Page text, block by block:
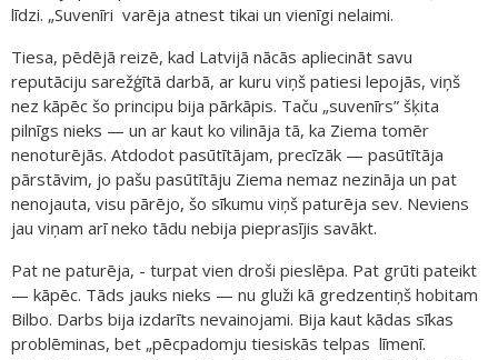
līdzi. „Suvenīri varēja atnest tikai un vienīgi nelaimi.
Tiesa, pēdējā reizē, kad Latvijā nācās apliecināt savu
reputāciju sarežģītā darbā, ar kuru viņš patiesi lepojās, viņš
nez kāpēc šo principu bija pārkāpis. Taču „suvenīrs” šķita
pilnīgs nieks — un ar kaut ko vilināja tā, ka Ziema tomēr
nenoturējās. Atdodot pasūtītājam, precīzāk — pasūtītāja
pārstāvim, jo pašu pasūtītāju Ziema nemaz nezināja un pat
nenojauta, visu pārējo, šo sīkumu viņš paturēja sev. Neviens
jau viņam arī neko tādu nebija pieprasījis savākt.
Pat ne paturēja, - turpat vien droši pieslēpa. Pat grūti pateikt
— kāpēc. Tāds jauks nieks — nu gluži kā gredzentiņš hobitam
Bilbo. Darbs bija izdarīts nevainojami. Bija kaut kādas sīkas
problēminas, bet „pēcpadomju tiesiskās telpas līmenī.